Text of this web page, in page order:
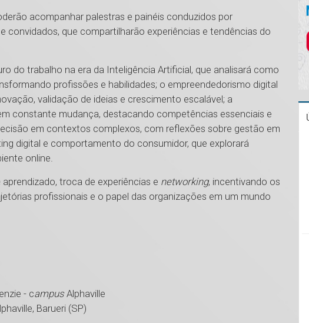
acompanhar palestras e painéis conduzidos por
convidados, que compartilharão experiências e tendências do
do trabalho na era da Inteligência Artificial, que analisará como
profissões e habilidades; o empreendedorismo digital
validação de ideias e crescimento escalável; a
constante mudança, destacando competências essenciais e
em contextos complexos, com reflexões sobre gestão em
digital e comportamento do consumidor, que explorará
online.
troca de experiências e networking, incentivando os
profissionais e o papel das organizações em um mundo
- campus Alphaville
Barueri (SP)
1